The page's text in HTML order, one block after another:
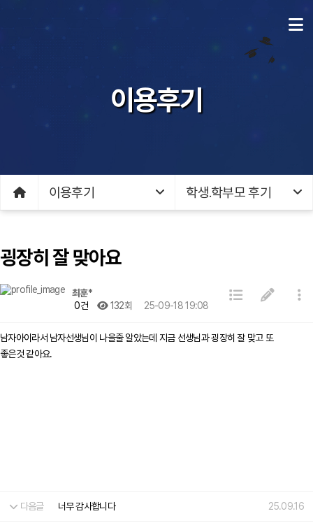
이용후기
이용후기 학생.학부모 후기
굉장히 잘 맞아요
최훈*
0건
132회 25-09-18 19:08
남자아이라서 남자선생님이 나을줄 알았는데 지금 선생님과 굉장히 잘 맞고 또
좋은것 같아요.
다음글 너무 감사합니다 25.09.16